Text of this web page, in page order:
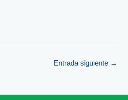
Entrada siguiente →